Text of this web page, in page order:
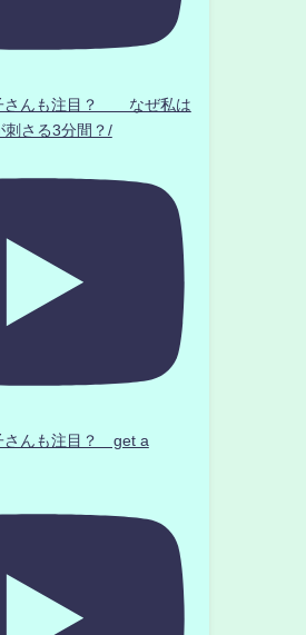
さんも注目？ なぜ私は
刺さる3分間？/
さんも注目？ get a